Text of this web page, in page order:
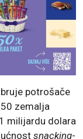
potrošače
zemalja
milijardu dolara
snacking-